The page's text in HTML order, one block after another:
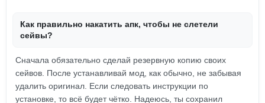
Как правильно накатить апк, чтобы не слетели
сейвы?
Сначала обязательно сделай резервную копию своих
сейвов. После устанавливай мод, как обычно, не забывая
удалить оригинал. Если следовать инструкции по
установке, то всё будет чётко. Надеюсь, ты сохранил